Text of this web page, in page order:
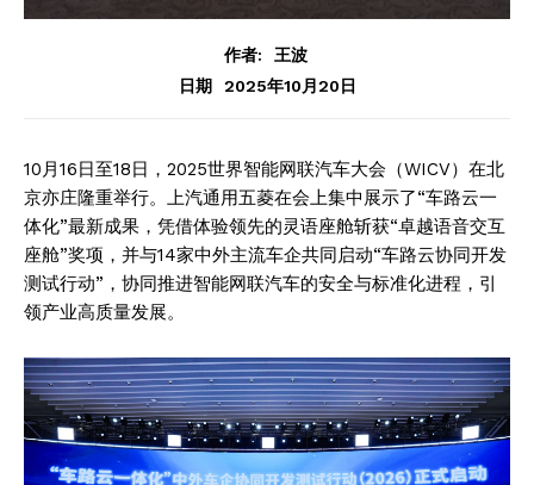
作者:
王波
日期
2025年10月20日
10月16日至18日，2025世界智能网联汽车大会（WICV）在北
京亦庄隆重举行。上汽通用五菱在会上集中展示了“车路云一
体化”最新成果，凭借体验领先的灵语座舱斩获“卓越语音交互
座舱”奖项，并与14家中外主流车企共同启动“车路云协同开发
测试行动”，协同推进智能网联汽车的安全与标准化进程，引
领产业高质量发展。